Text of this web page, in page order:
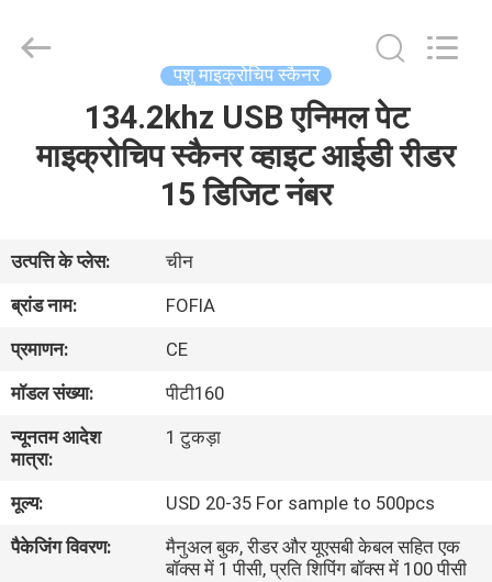
वीडियो
बारे
में
कारखाना
भ्रमण
पशु माइक्रोचिप स्कैनर
134.2khz USB एनिमल पेट
माइक्रोचिप स्कैनर व्हाइट आईडी रीडर
15 डिजिट नंबर
उत्पत्ति के प्लेस:
चीन
ब्रांड नाम:
FOFIA
प्रमाणन:
CE
मॉडल संख्या:
पीटी160
न्यूनतम आदेश
मात्रा:
1 टुकड़ा
मूल्य:
USD 20-35 For sample to 500pcs
पैकेजिंग विवरण:
मैनुअल बुक, रीडर और यूएसबी केबल सहित एक
बॉक्स में 1 पीसी, प्रति शिपिंग बॉक्स में 100 पीसी